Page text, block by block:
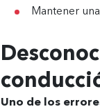
Mantener una
Uno de los